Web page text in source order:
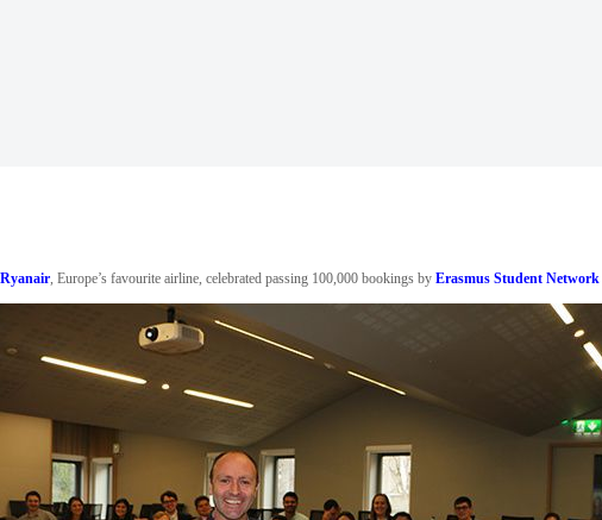
Ryanair, Europe’s favourite airline, celebrated passing 100,000 bookings by Erasmus Student Network